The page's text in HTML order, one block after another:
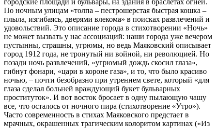
По ночным улицам «толпа – пестрошерстая быстрая кошка –
плыла, изгибаясь, дверями влекома» в поисках развлечений и
удовольствий. Это описание города в стихотворении «Ночь»
не может вызвать у нас ассоциаций: наши города уже вечером
пустынны, страшны, угрюмы, но ведь Маяковский описывает
город 1912 года, не тронутый ни войной, ни революцией. Но
позади ночь развлечений, «угрюмый дождь скосил глаза»,
гибнут фонари, «цари в короне газа», и то, что было красиво
ночью, – почти безобразно при утреннем свете, который «для
глаза сделал больней враждующий букет бульварных
проституток». И вот восток бросает в одну пылающую чашу
все, что осталось от ночного пира (стихотворение «Утро»).
Часто современность в стихах Маяковского предстает в
мрачных, окрашенных трагическим колоритом картинах («Из